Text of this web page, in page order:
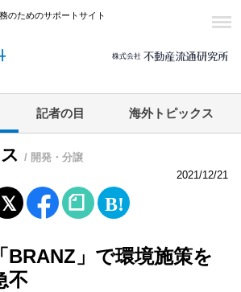
のためのサポートサイト
記者の目 海外トピックス
/ 開発・分譲
2021/12/21
BRANZ」で環境施策を
不